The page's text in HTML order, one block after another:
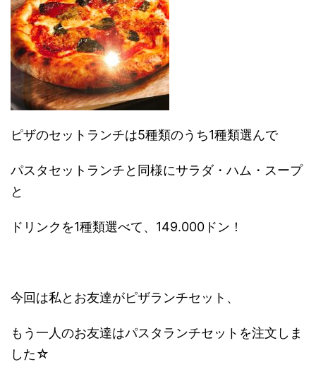
ピザのセットランチは5種類のうち1種類選んで
パスタセットランチと同様にサラダ・ハム・スープ
と
ドリンクを1種類選べて、149.000ドン！
今回は私とお友達がピザランチセット、
もう一人のお友達はパスタランチセットを注文しま
した☆